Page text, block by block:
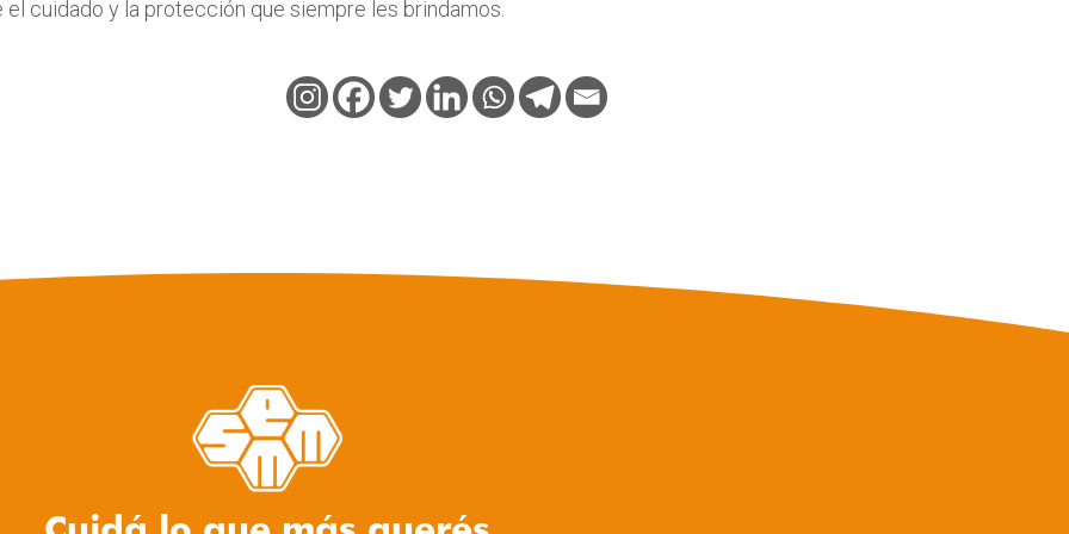
el cuidado y la protección que siempre les brindamos.